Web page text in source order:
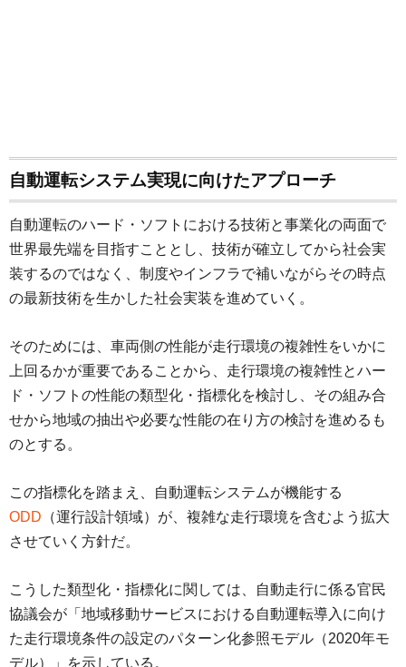
自動運転システム実現に向けたアプローチ
自動運転のハード・ソフトにおける技術と事業化の両面で
世界最先端を目指すこととし、技術が確立してから社会実
装するのではなく、制度やインフラで補いながらその時点
の最新技術を生かした社会実装を進めていく。
そのためには、車両側の性能が走行環境の複雑性をいかに
上回るかが重要であることから、走行環境の複雑性とハー
ド・ソフトの性能の類型化・指標化を検討し、その組み合
せから地域の抽出や必要な性能の在り方の検討を進めるも
のとする。
この指標化を踏まえ、自動運転システムが機能する
ODD （運行設計領域）が、複雑な走行環境を含むよう拡大
させていく方針だ。
こうした類型化・指標化に関しては、自動走行に係る官民
協議会が「地域移動サービスにおける自動運転導入に向け
た走行環境条件の設定のパターン化参照モデル（2020年モ
デル）」を示している。